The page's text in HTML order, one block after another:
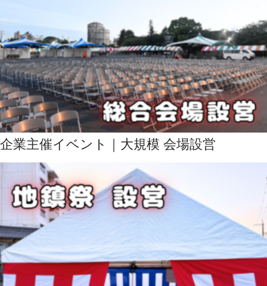
企業主催イベント｜大規模 会場設営